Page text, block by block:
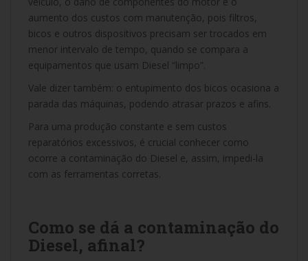
aumento dos custos com manutenção, pois filtros,
bicos e outros dispositivos precisam ser trocados em
menor intervalo de tempo, quando se compara a
equipamentos que usam Diesel “limpo”.
Vale dizer também: o entupimento dos bicos ocasiona a
parada das máquinas, podendo atrasar prazos e afins.
Para uma produção constante e sem custos
reparatórios excessivos, é crucial conhecer como
ocorre a contaminação do Diesel e, assim, impedi-la
com as ferramentas corretas.
Como se dá a contaminação do
Diesel, afinal?